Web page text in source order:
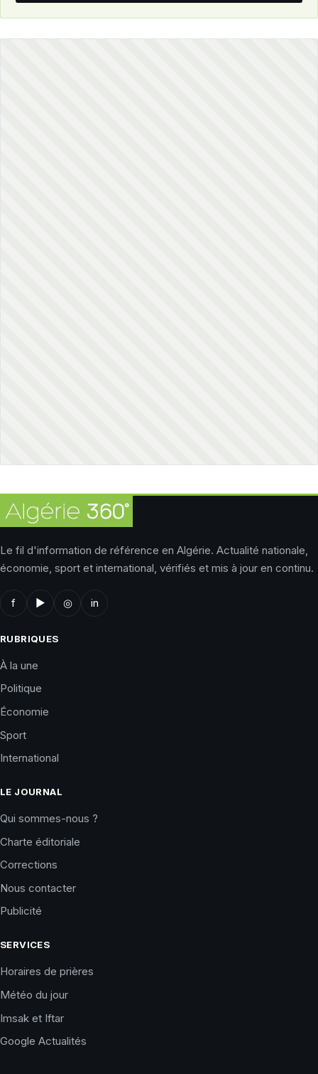
Le fil d'information de référence en Algérie. Actualité nationale,
économie, sport et international, vérifiés et mis à jour en continu.
f ▶ ◎ in
RUBRIQUES
À la une
Politique
Économie
Sport
International
LE JOURNAL
Qui sommes-nous ?
Charte éditoriale
Corrections
Nous contacter
Publicité
SERVICES
Horaires de prières
Météo du jour
Imsak et Iftar
Google Actualités